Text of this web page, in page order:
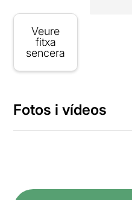
Veure
fitxa
sencera
Fotos i vídeos